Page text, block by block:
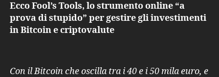
Ecco Fool’s Tools, lo strumento online “a
prova di stupido” per gestire gli investimenti
in Bitcoin e criptovalute
Con il Bitcoin che oscilla tra i 40 e i 50 mila euro, e